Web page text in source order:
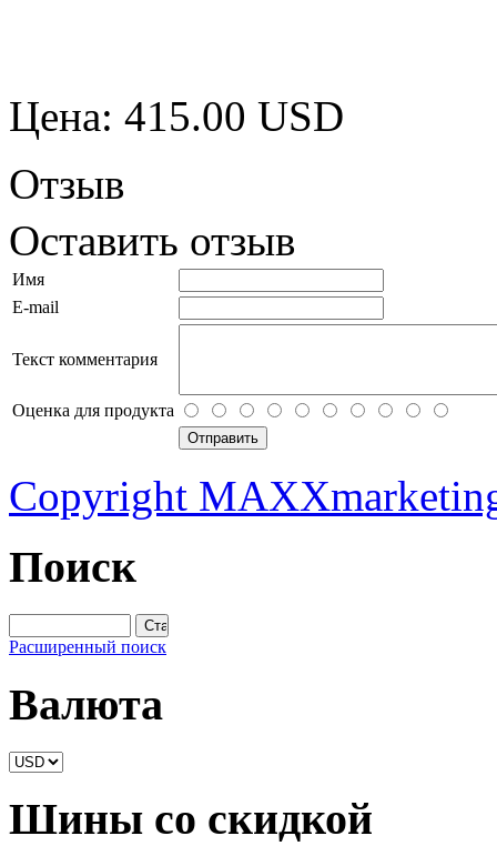
Цена: 415.00 USD
Отзыв
Оставить отзыв
Имя
E-mail
Текст комментария
Оценка для продукта
Copyright
Поиск
Расширенный поиск
Валюта
Шины со скидкой